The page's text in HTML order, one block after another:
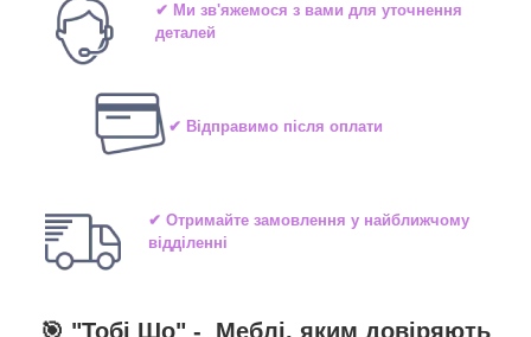
✔ Ми зв'яжемося з вами для уточнення
деталей
✔ Відправимо після оплати
✔ Отримайте замовлення у найближчому
відділенні
🎯 "Тобі Шо" - Меблі, яким довіряють